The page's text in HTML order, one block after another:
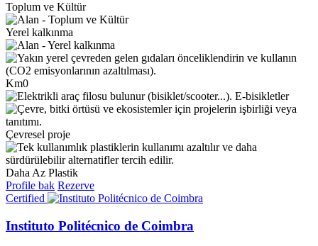
Toplum ve Kültür
Yerel kalkınma
Km0
E-bisikletler
Çevresel proje
Daha Az Plastik
Profile bak Rezerve
Certified
Instituto Politécnico de Coimbra